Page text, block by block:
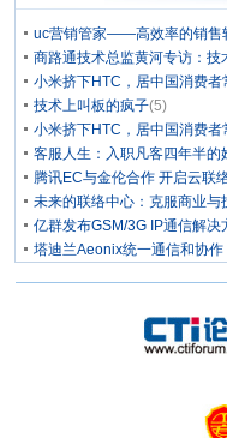
uc营销管家——高效率的销售
商路通技术总监黄河专访：技
小米挤下HTC，居中国消费者
技术上叫板的疯子(5)
小米挤下HTC，居中国消费者
客服人生：入职凡客四年半的
腾讯EC与金伦合作 开启云联
未来的联络中心：克服商业与
亿群发布GSM/3G IP通信解决
塔迪兰Aeonix统一通信和协